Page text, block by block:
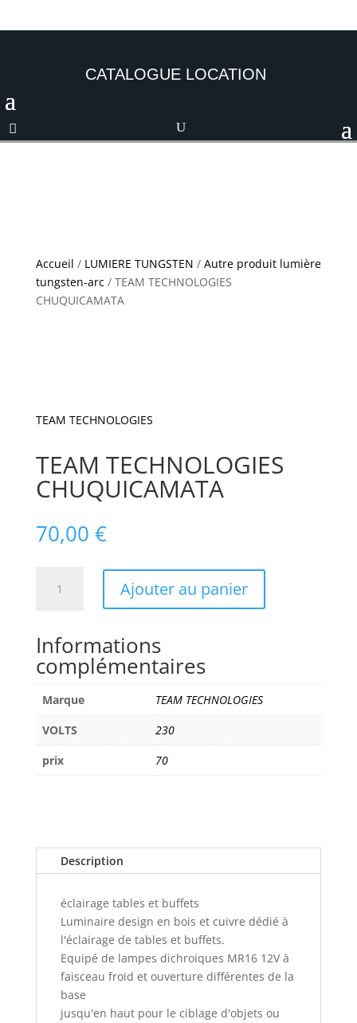
CATALOGUE LOCATION
Accueil / LUMIERE TUNGSTEN / Autre produit lumière
tungsten-arc/ TEAM TECHNOLOGIES
CHUQUICAMATA
TEAM TECHNOLOGIES
TEAM TECHNOLOGIES
CHUQUICAMATA
70,00 €
CHUQUICAMATA
Ajouter au panier
Informations
complémentaires
Marque
TEAM TECHNOLOGIES
VOLTS
230
prix
70
Description
éclairage tables et buffets
Luminaire design en bois et cuivre dédié à
l'éclairage de tables et buffets.
Equipé de lampes dichroiques MR16 12V à
faisceau froid et ouverture différentes de la
base
jusqu'en haut pour le ciblage d'objets ou